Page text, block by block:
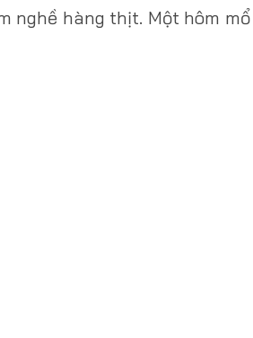
nghề hàng thịt. Một hôm mổ